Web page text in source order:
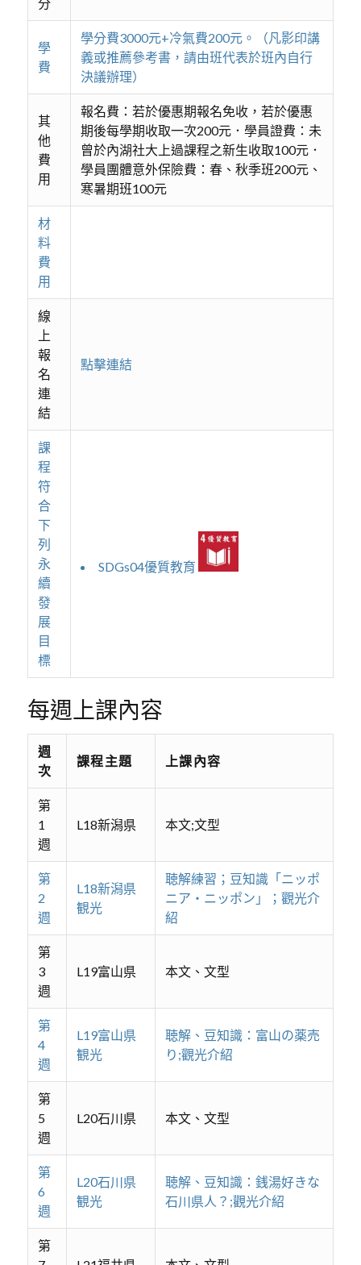
學
費
學分費3000元+冷氣費200元。（凡影印講
義或推薦參考書，請由班代表於班內自行
決議辦理）
其
他
費
用
報名費：若於優惠期報名免收，若於優惠
期後每學期收取一次200元．學員證費：未
曾於內湖社大上過課程之新生收取100元．
學員團體意外保險費：春、秋季班200元、
寒暑期班100元
材
料
費
用
線
上
報
名
連
結
點擊連結
課
程
符
合
下
列
永
續
發
展
目
標
SDGs04優質教育
每週上課內容
週
次
課程主題 上課內容
第
1
週
L18新潟県 本文;文型
第
2
週
L18新潟県
観光
聴解練習；豆知識「ニッポ
ニア・ニッポン」；觀光介
紹
第
3
週
L19富山県 本文、文型
第
4
週
L19富山県
観光
聴解、豆知識：富山の薬売
り;觀光介紹
第
5
週
L20石川県 本文、文型
第
6
週
L20石川県
観光
聴解、豆知識：銭湯好きな
石川県人？;觀光介紹
第